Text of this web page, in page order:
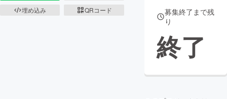
埋め込み
QRコード
募集終了まで残
り
終了